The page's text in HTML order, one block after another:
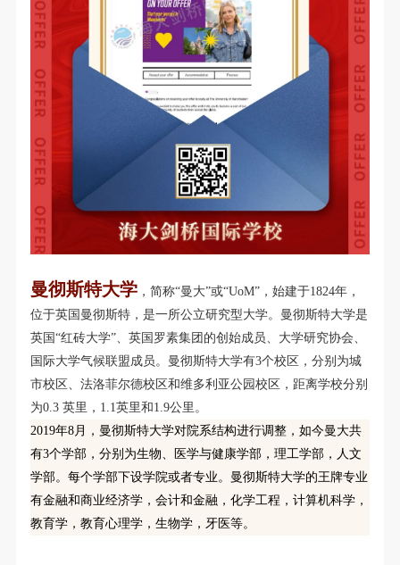
曼彻斯特大学 ，简称“曼大”或“UoM”，始建于1824年，
位于英国曼彻斯特，是一所公立研究型大学。曼彻斯特大学是
英国“红砖大学”、英国罗素集团的创始成员、大学研究协会、
国际大学气候联盟成员。曼彻斯特大学有3个校区，分别为城
市校区、法洛菲尔德校区和维多利亚公园校区，距离学校分别
为0.3 英里，1.1英里和1.9公里。
2019年8月，曼彻斯特大学对院系结构进行调整，如今曼大共
有3个学部，分别为生物、医学与健康学部，理工学部，人文
学部。每个学部下设学院或者专业。曼彻斯特大学的王牌专业
有金融和商业经济学，会计和金融，化学工程，计算机科学，
教育学，教育心理学，生物学，牙医等。